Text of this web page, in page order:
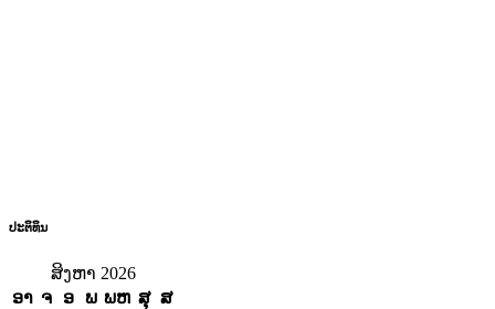
ປະຕິທິນ
ສິງຫາ 2026
ອາ ຈ ອ ພ ພຫ ສຸ ສ